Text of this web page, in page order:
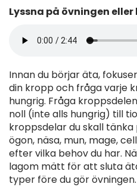
Lyssna på övningen eller
Innan du börjar äta,
din kropp och fråga varje
hungrig. Fråga
noll (inte alls hungrig) till
kroppsdelar du skall
ögon, näsa, mun, mage,
efter vilka behov du har.
lagom mätt för att sluta
typer före du gör övningen.